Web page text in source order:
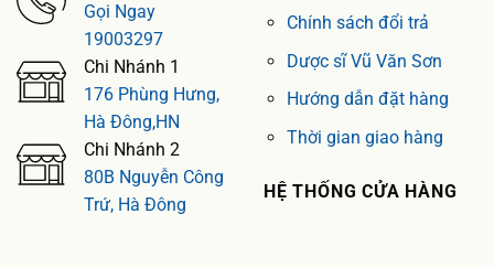
Gọi Ngay
19003297
Chi Nhánh 1
176 Phùng Hưng,
Hà Đông,HN
Chi Nhánh 2
80B Nguyễn Công
Trứ, Hà Đông
Chính sách đổi trả
Dược sĩ Vũ Văn Sơn
Hướng dẫn đặt hàng
Thời gian giao hàng
HỆ THỐNG CỬA HÀNG